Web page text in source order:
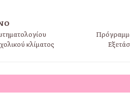
κλίματος